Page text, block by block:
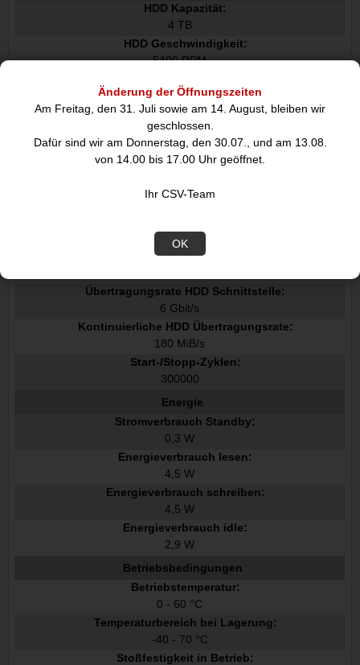
Änderung der Öffnungszeiten
Am Freitag, den 31. Juli sowie am 14. August, bleiben wir
geschlossen.
Dafür sind wir am Donnerstag, den 30.07., und am 13.08.
von 14.00 bis 17.00 Uhr geöffnet.
Ihr CSV-Team
OK
HDD Kapazität:
4 TB
HDD Geschwindigkeit:
5400 RPM
3.5"
Schnittstelle:
Serial ATA III
Typ:
HDD
PC
Nein
Puffergröße Speicherlaufwerk:
Übertragungsrate HDD Schnittstelle:
6 Gbit/s
Kontinuierliche HDD Übertragungsrate:
180 MiB/s
Start-/Stopp-Zyklen:
300000
Energie
Stromverbrauch Standby:
0,3 W
Energieverbrauch lesen:
4,5 W
Energieverbrauch schreiben:
4,5 W
Energieverbrauch idle:
2,9 W
Betriebsbedingungen
Betriebstemperatur:
0 - 60 °C
Temperaturbereich bei Lagerung:
-40 - 70 °C
Stoßfestigkeit in Betrieb: